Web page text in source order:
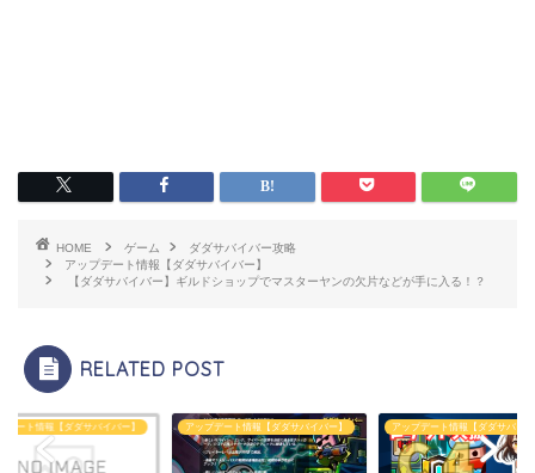
HOME ゲーム
ダダサバイバー攻略
アップデート情報【ダダサバイバー】
【ダダサバイバー】ギルドショップでマスターヤンの欠片などが手に入る！？
RELATED POST
デート情報【ダダサバイバー】 アップデート情報【ダダサバイバー】 アップデート情報【ダダサバイ